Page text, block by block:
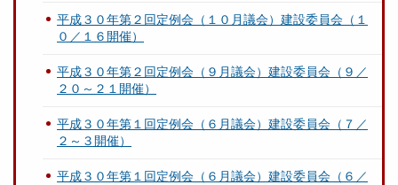
平成３０年第２回定例会（１０月議会）建設委員会（１
０／１６開催）
平成３０年第２回定例会（９月議会）建設委員会（９／
２０～２１開催）
平成３０年第１回定例会（６月議会）建設委員会（７／
２～３開催）
平成３０年第１回定例会（６月議会）建設委員会（６／